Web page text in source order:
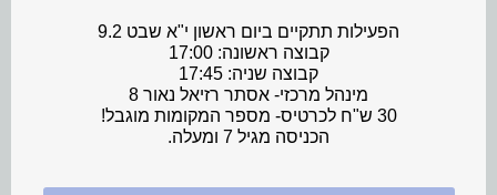
ה️פעילות תתקיים ביום ראשון י"א שבט 9.2
קבוצה ראשונה: 17:00
קבוצה שניה: 17:45
מינהל מרכזי- אסתר רזיאל נאור 8
30 ש"ח לכרטיס- מספר המקומות מוגבל!
הכניסה מגיל 7 ומעלה.